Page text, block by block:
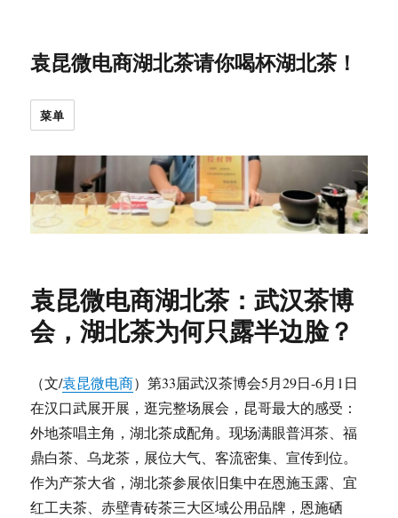
袁昆微电商湖北茶请你喝杯湖北茶！
菜单
袁昆微电商湖北茶：武汉茶博
会，湖北茶为何只露半边脸？
（文/袁昆微电商）第33届武汉茶博会5月29日-6月1日
在汉口武展开展，逛完整场展会，昆哥最大的感受：
外地茶唱主角，湖北茶成配角。现场满眼普洱茶、福
鼎白茶、乌龙茶，展位大气、客流密集、宣传到位。
作为产茶大省，湖北茶参展依旧集中在恩施玉露、宜
红工夫茶、赤壁青砖茶三大区域公用品牌，恩施硒